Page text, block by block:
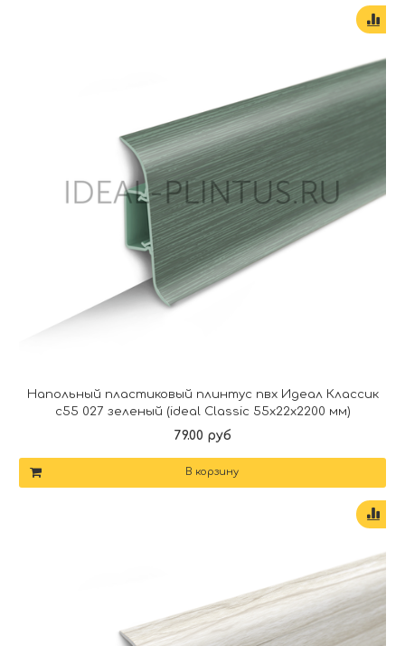
Напольный пластиковый плинтус пвх Идеал Классик
c55 027 зеленый (ideal Classic 55х22х2200 мм)
79.00 руб
В корзину